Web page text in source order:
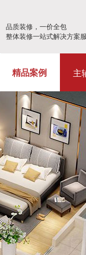
品质装修，一价全包
整体装修一站式解决方案
精品案例 主